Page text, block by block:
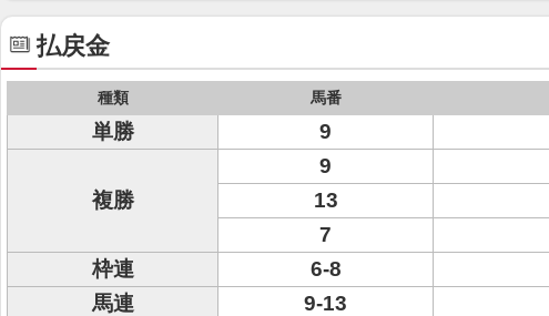
払戻金
種類 馬番
単勝 9
複勝
9
13
7
枠連
6-8
馬連
9-13